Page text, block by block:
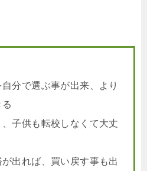
分で選ぶ事が出来、より
、子供も転校しなくて大丈
が出れば、買い戻す事も出